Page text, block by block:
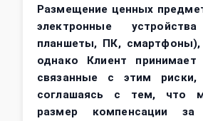
Размещение ценных
электронные
планшеты, ПК, смартфоны),
однако Клиент
связанные с этим риски,
соглашаясь с тем, что
размер компенсации за